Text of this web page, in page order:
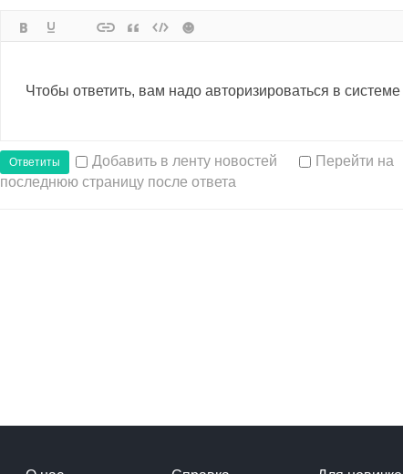
Чтобы ответить, вам надо авторизироваться в системе
Ответиты Добавить в ленту новостей
Перейти на
последнюю страницу после ответа